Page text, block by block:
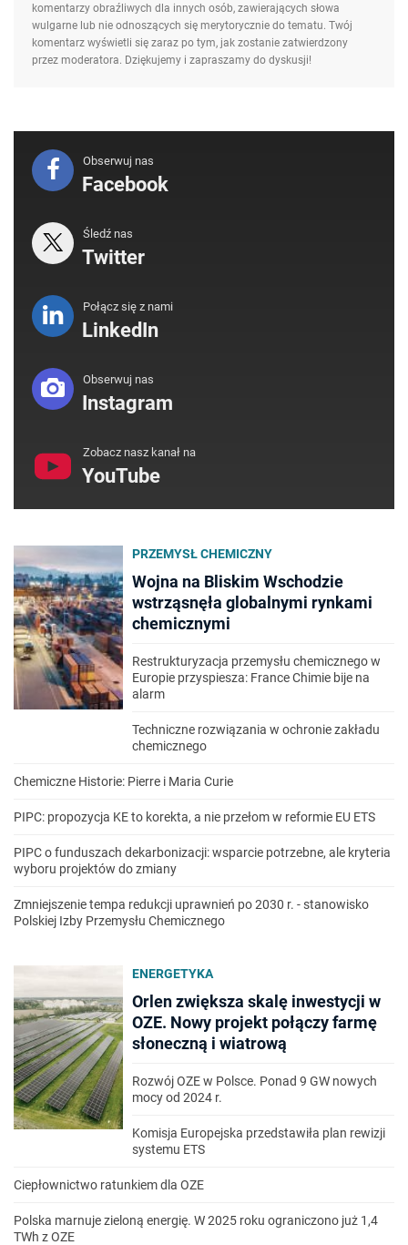
komentarzy obraźliwych dla innych osób, zawierających słowa
wulgarne lub nie odnoszących się merytorycznie do tematu. Twój
komentarz wyświetli się zaraz po tym, jak zostanie zatwierdzony
przez moderatora. Dziękujemy i zapraszamy do dyskusji!
Obserwuj nas
Facebook
Śledź nas
Twitter
Połącz się z nami
LinkedIn
Obserwuj nas
Instagram
Zobacz nasz kanał na
YouTube
PRZEMYSŁ CHEMICZNY
Wojna na Bliskim Wschodzie
wstrząsnęła globalnymi rynkami
chemicznymi
Restrukturyzacja przemysłu chemicznego w
Europie przyspiesza: France Chimie bije na
alarm
Techniczne rozwiązania w ochronie zakładu
chemicznego
Chemiczne Historie: Pierre i Maria Curie
PIPC: propozycja KE to korekta, a nie przełom w reformie EU ETS
PIPC o funduszach dekarbonizacji: wsparcie potrzebne, ale kryteria
wyboru projektów do zmiany
Zmniejszenie tempa redukcji uprawnień po 2030 r. - stanowisko
Polskiej Izby Przemysłu Chemicznego
ENERGETYKA
Orlen zwiększa skalę inwestycji w
OZE. Nowy projekt połączy farmę
słoneczną i wiatrową
Rozwój OZE w Polsce. Ponad 9 GW nowych
mocy od 2024 r.
Komisja Europejska przedstawiła plan rewizji
systemu ETS
Ciepłownictwo ratunkiem dla OZE
Polska marnuje zieloną energię. W 2025 roku ograniczono już 1,4
TWh z OZE